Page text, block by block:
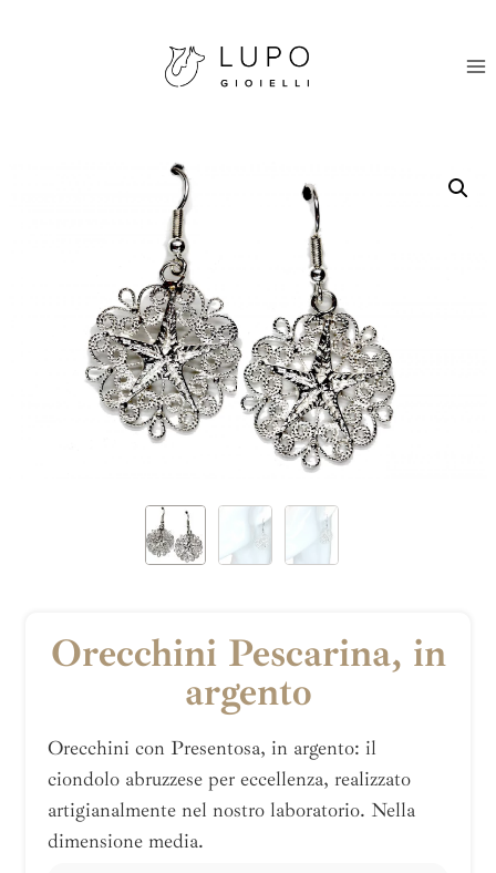
Orecchini Pescarina, in
argento
Orecchini con Presentosa, in argento: il
ciondolo abruzzese per eccellenza, realizzato
artigianalmente nel nostro laboratorio. Nella
dimensione media.